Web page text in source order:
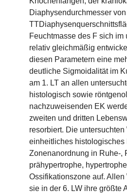
Diaphysendurchmesser
Feuchtmasse des F sich im
relativ gleichmäßig
diesen Parametern eine
deutliche Sigmoidalität im
am 1. LT an allen
histologisch sowie
nachzuweisenden EK
zweiten und dritten
resorbiert. Die
einheitliches
Zonenanordnung in Ruhe-,
prähypertrophe,
Ossifikationszone auf.
sie in der 6. LW ihre größte